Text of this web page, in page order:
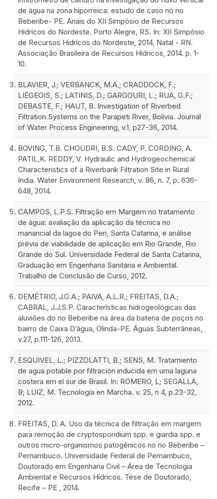
de água na zona hiporreica: estudo de caso no rio
Beberibe- PE. Anais do XII Simpósio de Recursos
Hidrícos do Nordeste. Porto Alegre, RS. In: XII Simpósio
de Recursos Hidrícos do Nordeste, 2014, Natal - RN.
Associação Brasileira de Recursos Hídricos, 2014. p. 1-
10.
BLAVIER, J.; VERBANCK, M.A.; CRADDOCK, F.;
LIÉGEOIS, S.; LATINIS, D.; GARGOURI, L.; RUA, G.F.;
DEBASTE, F.; HAUT, B. Investigation of Riverbed
Filtration Systems on the Parapeti River, Bolivia. Journal
of Water Process Engineering, v.1, p27-36, 2014.
BOVING, T.B. CHOUDRI, B.S. CADY, P. CORDING, A.
PATIL,K. REDDY, V. Hydraulic and Hydrogeochemical
Characteristics of a Riverbank Filtration Site in Rural
India. Water Environment Research, v. 86, n. 7, p. 636-
648, 2014.
CAMPOS, L.P.S. Filtração em Margem no tratamento
de água: avaliação da aplicação da técnica no
manancial da lagoa do Peri, Santa Catarina, e análise
prévia de viabilidade de aplicação em Rio Grande, Rio
Grande do Sul. Universidade Federal de Santa Catarina,
Graduação em Engenharia Sanitária e Ambiental.
Trabalho de Conclusão de Curso, 2012.
DEMÉTRIO, J.G.A.; PAIVA, A.L.R.; FREITAS, D.A.;
CABRAL, J.J.S.P. Características hidrogeológicas das
aluviões do rio Beberibe na área da bateria de poços no
bairro de Caixa D’água, Olinda-PE. Águas Subterrâneas,
v.27, p.111-126, 2013.
ESQUIVEL, L.; PIZZOLATTI, B.; SENS, M. Tratamiento
de agua potable por filtración inducida em uma laguna
costera em el sur de Brasil. In: ROMERO, L; SEGALLA,
B; LUIZ, M. Tecnología en Marcha. v. 25, n 4, p.23-32,
2012.
FREITAS, D. A. Uso da técnica de filtração em margem
para remoção de cryptosporidium spp. e giardia spp. e
outros micro-organismos patogênicos no rio Beberibe –
Pernambuco. Universidade Federal de Pernambuco,
Doutorado em Engenharia Civil – Área de Tecnologia
Ambiental e Recursos Hídricos. Tese de Doutorado,
Recife – PE , 2014.